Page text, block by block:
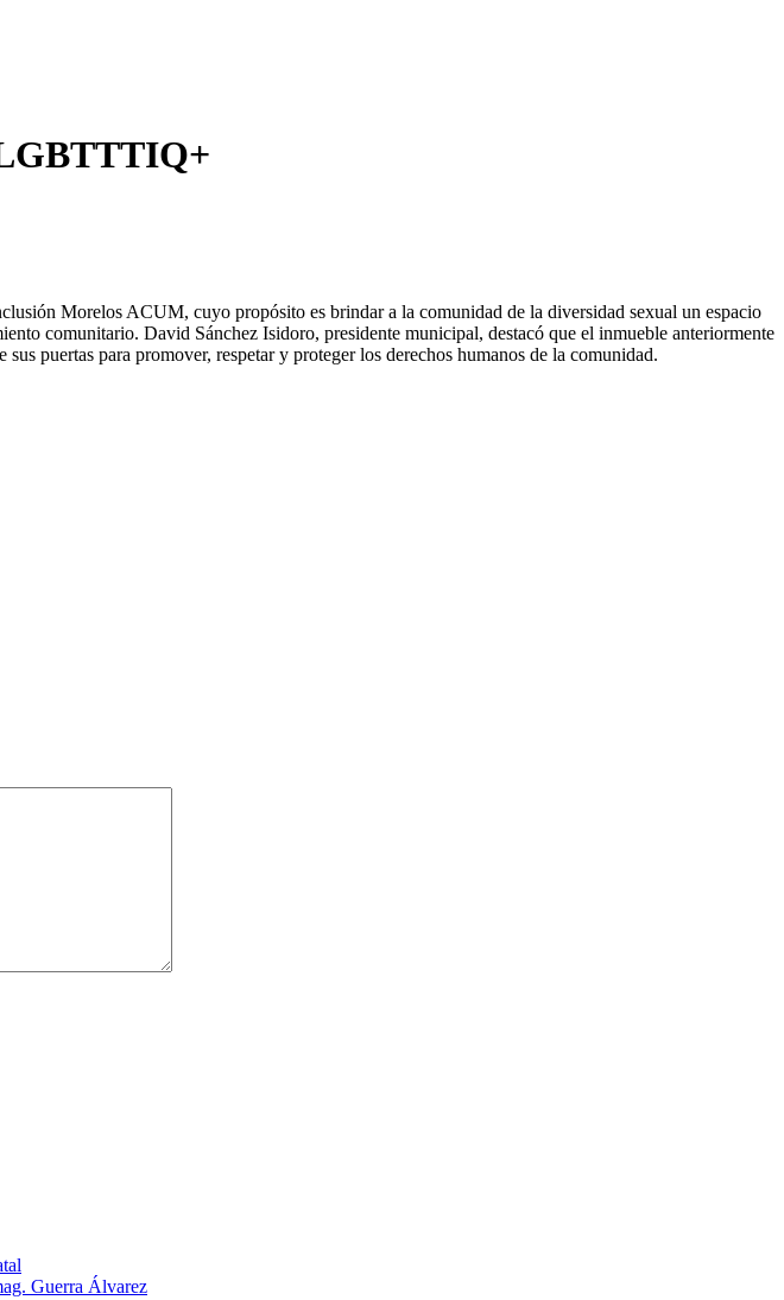
Morelos ACUM, cuyo propósito es brindar a la comunidad de la diversidad sexual un espacio
comunitario. David Sánchez Isidoro, presidente municipal, destacó que el inmueble anteriormente
puertas para promover, respetar y proteger los derechos humanos de la comunidad.
Guerra Álvarez